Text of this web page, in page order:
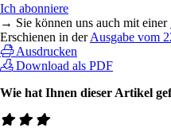
Ich abonniere
→ Sie können uns auch mit einer
Erschienen in derAusgabe vom
Ausdrucken
Download als PDF
Wie hat Ihnen dieser Artikel